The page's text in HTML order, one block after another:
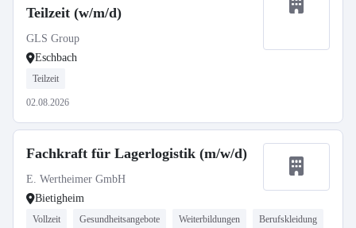
Teilzeit (w/m/d)
GLS Group
Eschbach
Teilzeit
02.08.2026
Fachkraft für Lagerlogistik (m/w/d)
E. Wertheimer GmbH
Bietigheim
Vollzeit Gesundheitsangebote Weiterbildungen Berufskleidung